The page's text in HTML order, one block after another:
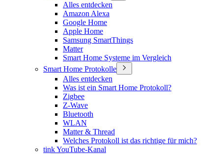
Alles entdecken
Amazon Alexa
Google Home
Apple Home
Samsung SmartThings
Matter
Smart Home Systeme im Vergleich
Smart Home Protokolle
Alles entdecken
Was ist ein Smart Home Protokoll?
Zigbee
Z-Wave
Bluetooth
WLAN
Matter & Thread
Welches Protokoll ist das richtige für mich?
tink YouTube-Kanal